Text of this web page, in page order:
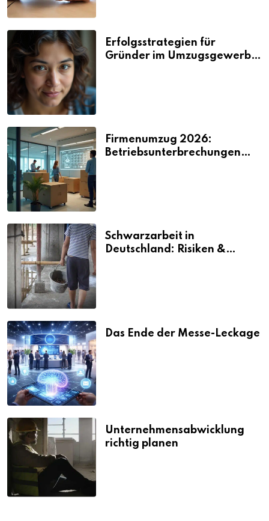
Erfolgsstrategien für
Gründer im Umzugsgewerbe
Firmenumzug 2026:
Betriebsunterbrechungen
Schwarzarbeit in
Deutschland: Risiken &
Das Ende der Messe-Leckage
Unternehmensabwicklung
richtig planen